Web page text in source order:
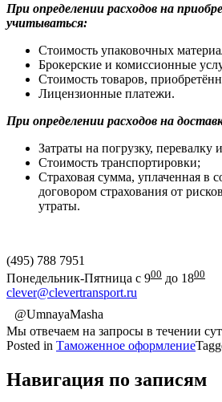
При определении расходов на
учитываться:
Стоимость упаковочных
Брокерские и комиссионные
Стоимость товаров,
Лицензионные платежи.
При определении расходов на
Затраты на погрузку, перевалку
Стоимость транспортировки;
Страховая сумма, уплаченная в
договором страхования от
утраты.
(495) 788 7951
Понедельник-Пятница с 900 до 1800
clever@clevertransport.ru
@UmnayaMasha
Мы отвечаем на запросы в течении
Posted in Таможенное оформление
Навигация по записям